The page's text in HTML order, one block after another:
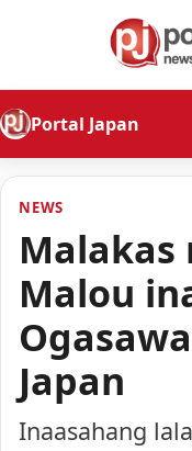
Portal Japan
NEWS
Malakas
Malou
Japan
Inaasahang